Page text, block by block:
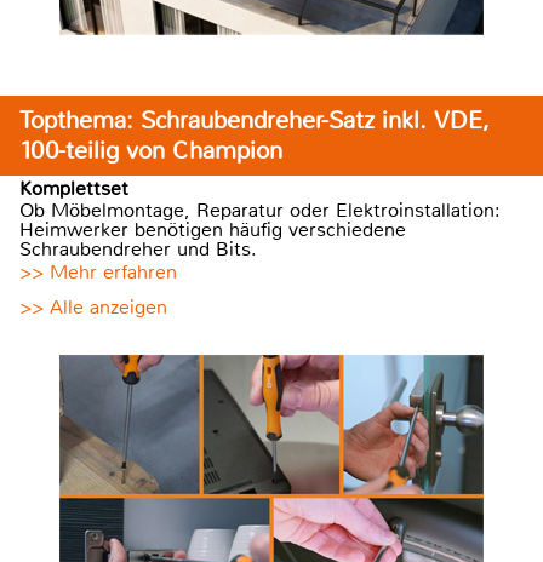
Topthema: Schraubendreher-Satz inkl. VDE,
100-teilig von Champion
Komplettset
Ob Möbelmontage, Reparatur oder Elektroinstallation:
Heimwerker benötigen häufig verschiedene
Schraubendreher und Bits.
>> Mehr erfahren
>> Alle anzeigen